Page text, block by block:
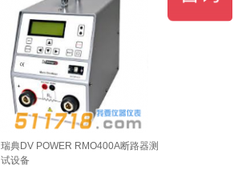
瑞典DV POWER RMO400A断路器测
试设备